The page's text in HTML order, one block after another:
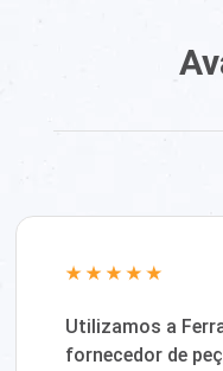
Utilizamos a
fornecedor de